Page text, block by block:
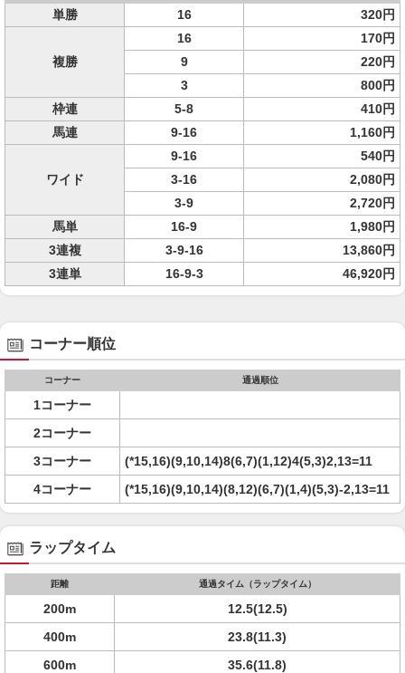
単勝 16 320円
複勝
16
170円
9
220円
3
800円
枠連
5-8
410円
馬連
9-16 1,160円
ワイド
9-16
540円
3-16
2,080円
3-9
2,720円
馬単
16-9
1,980円
3連複
3-9-16
13,860円
3連単
16-9-3 46,920円
コーナー順位
コーナー 通過順位
1コーナー
2コーナー
3コーナー
(*15,16)(9,10,14)8(6,7)(1,12)4(5,3)2,13=11
4コーナー
(*15,16)(9,10,14)(8,12)(6,7)(1,4)(5,3)-2,13=11
ラップタイム
距離 通過タイム（ラップタイム）
200m
12.5(12.5)
400m
23.8(11.3)
600m
35.6(11.8)